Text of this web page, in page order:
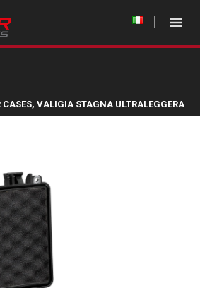
CASES, VALIGIA STAGNA ULTRALEGGERA